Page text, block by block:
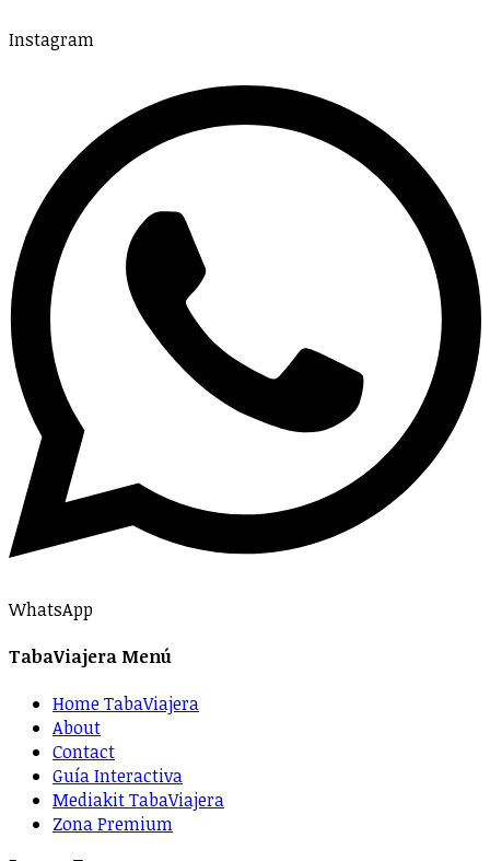
Instagram
WhatsApp
TabaViajera Menú
Home TabaViajera
About
Contact
Guía Interactiva
Mediakit TabaViajera
Zona Premium